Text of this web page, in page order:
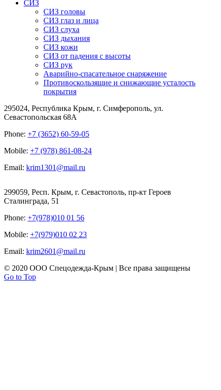
СИЗ
СИЗ головы
СИЗ глаз и лица
СИЗ слуха
СИЗ дыхания
СИЗ кожи
СИЗ от падения с высоты
СИЗ рук
Аварийно-спасательное снаряжение
Противоскользящие и снижающие усталость
покрытия
295024, Республика Крым, г. Симферополь, ул.
Севастопольская 68А
Phone: +7 (3652) 60-59-05
Mobile: +7 (978) 861-08-24
Email: krim1301@mail.ru
299059, Респ. Крым, г. Севастополь, пр-кт Героев
Сталинграда, 51
Phone: +7(978)010 01 56
Mobile: +7(979)010 02 23
Email: krim2601@mail.ru
© 2020 ООО Спецодежда-Крым | Все права защищены
Go to Top